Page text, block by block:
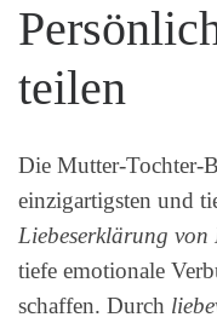
teilen
Die Mutter-Tochter-
einzigartigsten und
Liebeserklärung von
tiefe emotionale
schaffen. Durch